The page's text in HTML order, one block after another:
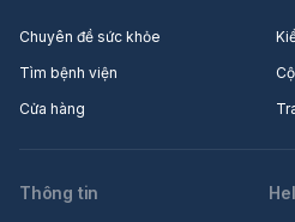
Chuyên đề sức khỏe
Tìm bệnh viện
Cửa hàng
Thông tin